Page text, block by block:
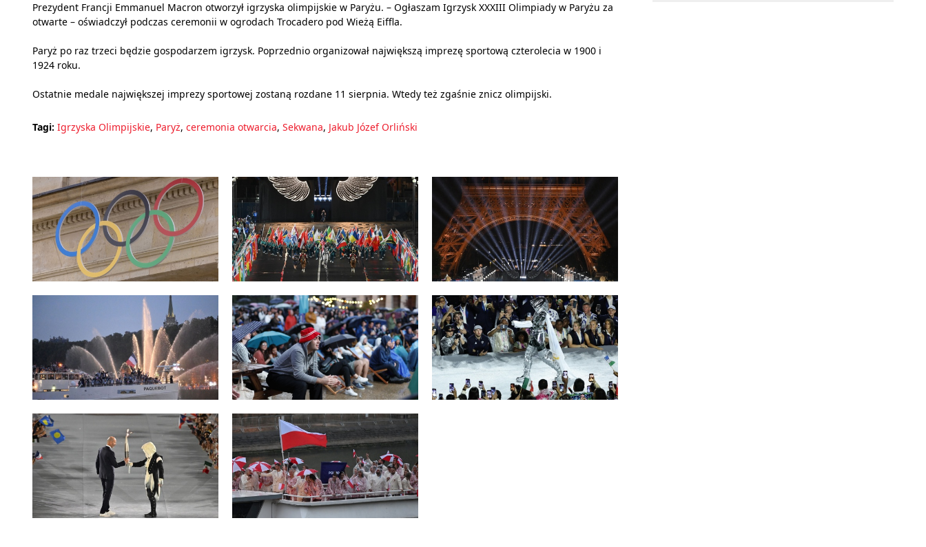
Prezydent Francji Emmanuel Macron otworzył igrzyska olimpijskie w Paryżu. – Ogłaszam Igrzysk XXXIII Olimpiady w Paryżu za
otwarte – oświadczył podczas ceremonii w ogrodach Trocadero pod Wieżą Eiffla.
Paryż po raz trzeci będzie gospodarzem igrzysk. Poprzednio organizował największą imprezę sportową czterolecia w 1900 i
1924 roku.
Ostatnie medale największej imprezy sportowej zostaną rozdane 11 sierpnia. Wtedy też zgaśnie znicz olimpijski.
Tagi: Igrzyska Olimpijskie, Paryż, ceremonia otwarcia, Sekwana, Jakub Józef Orliński